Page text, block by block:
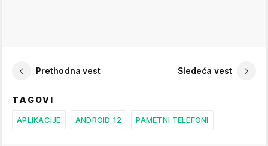
Prethodna vest Sledeća vest
TAGOVI
APLIKACIJE ANDROID 12 PAMETNI TELEFONI